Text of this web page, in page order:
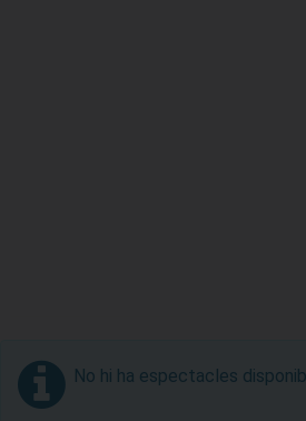
No hi ha espectacles